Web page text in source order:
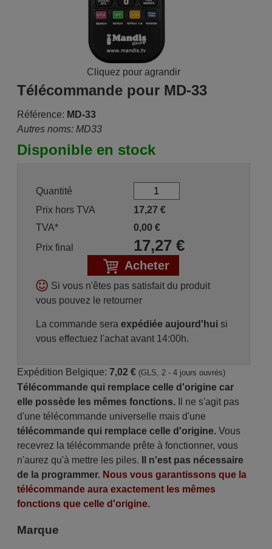
Cliquez pour agrandir
Télécommande pour MD-33
Référence: MD-33
Autres noms: MD33
Disponible en stock
Quantité
Prix hors TVA
17,27 €
TVA*
0,00 €
Prix final
17,27€
Acheter
Si vous n'êtes pas satisfait du produit
vous pouvez le retourner
La commande sera expédiée aujourd'huisi
vous effectuez l'achat avant 14:00h.
Expédition Belgique: 7,02 € (GLS, 2 - 4 jours ouvrés)
Télécommande qui remplace celle d'origine car
elle possède les mêmes fonctions.Il ne s'agit pas
d'une télécommande universelle mais d'une
télécommande qui remplace celle d'origine.Vous
recevrez la télécommande prête à fonctionner, vous
n'aurez qu'à mettre les piles.
Il n'est pas nécessaire
de la programmer. Nous vous garantissons que la
télécommande aura exactement les mêmes
fonctions que celle d'origine.
Marque